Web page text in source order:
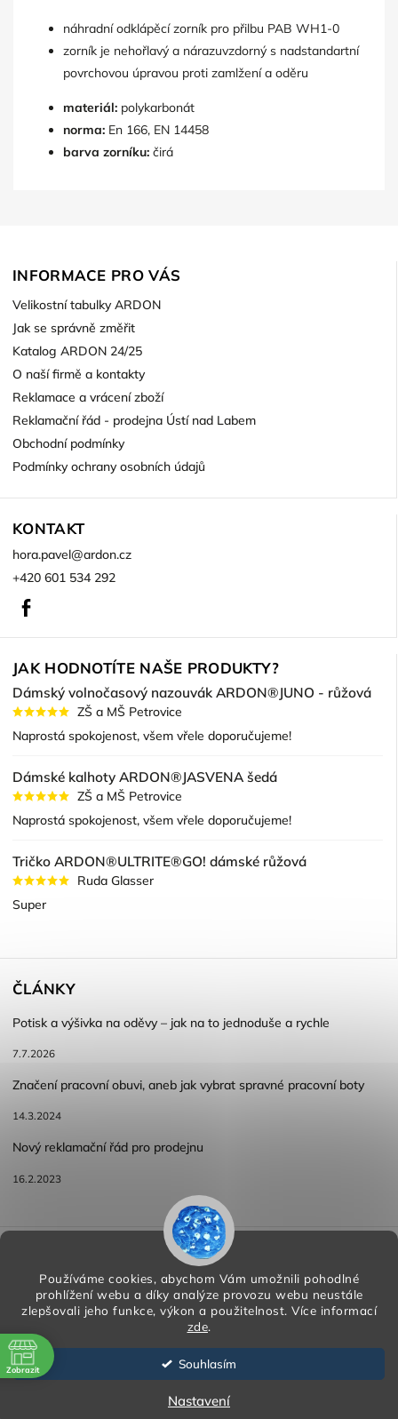
Používáme cookies, abychom Vám umožnili pohodlné
prohlížení webu a díky analýze provozu webu neustále
zlepšovali jeho funkce, výkon a použitelnost. Více informací
zde.
Souhlasím
Nastavení
náhradní odklápěcí zorník pro přilbu PAB WH1-0
zorník je nehořlavý a nárazuvzdorný s nadstandartní
povrchovou úpravou proti zamlžení a oděru
materiál: polykarbonát
norma: En 166, EN 14458
barva zorníku: čirá
INFORMACE PRO VÁS
Velikostní tabulky ARDON
Jak se správně změřit
Katalog ARDON 24/25
O naší firmě a kontakty
Reklamace a vrácení zboží
Reklamační řád - prodejna Ústí nad Labem
Obchodní podmínky
Podmínky ochrany osobních údajů
KONTAKT
hora.pavel@ardon.cz
+420 601 534 292
JAK HODNOTÍTE NAŠE PRODUKTY?
Dámský volnočasový nazouvák ARDON®JUNO - růžová
ZŠ a MŠ Petrovice
Naprostá spokojenost, všem vřele doporučujeme!
Dámské kalhoty ARDON®JASVENA šedá
ZŠ a MŠ Petrovice
Naprostá spokojenost, všem vřele doporučujeme!
Tričko ARDON®ULTRITE®GO! dámské růžová
Ruda Glasser
Super
ČLÁNKY
Potisk a výšivka na oděvy – jak na to jednoduše a rychle
7.7.2026
Značení pracovní obuvi, aneb jak vybrat spravné pracovní boty
14.3.2024
Nový reklamační řád pro prodejnu
16.2.2023
Reklamace a vracení zboží
Podmínky ochrany osobních údajů
Copyright 2026 HORA PP s.r.o.
Shoptet | Design
Zobrazit